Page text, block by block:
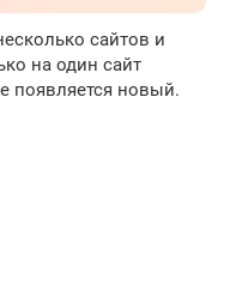
сайтов и
на один сайт
появляется новый.